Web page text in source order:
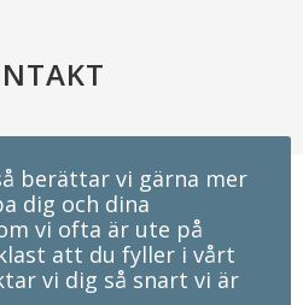
berättar vi gärna mer
dig och dina
vi ofta är ute på
att du fyller i vårt
vi dig så snart vi är